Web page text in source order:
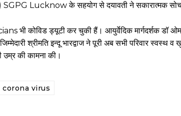
Lucknow के सहयोग से दयावती ने सकारात्मक सोच
भी कोविड ड्यूटी कर चुकी हैं। आयुर्वेदिक मार्गदर्शक डॉ ओम
श्रीमति इन्दू भारद्वाज ने पूरी अब सभी परिवार स्वस्थ
उम्र की कामना की।
virus